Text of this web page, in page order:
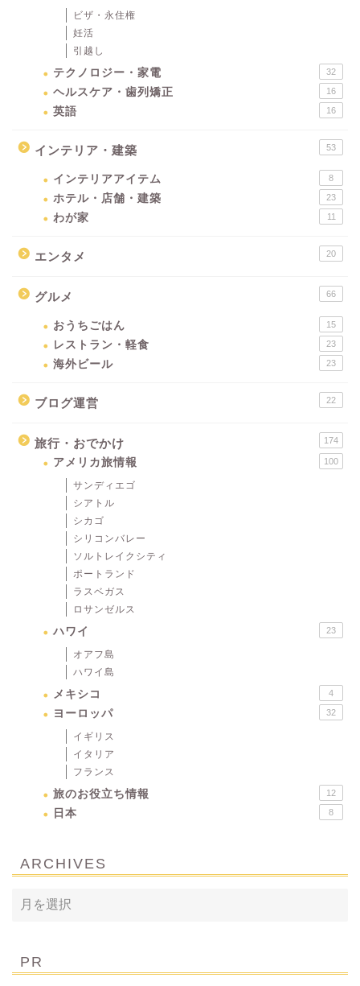
ビザ・永住権
妊活
引越し
テクノロジー・家電 32
ヘルスケア・歯列矯正 16
英語 16
インテリア・建築 53
インテリアアイテム 8
ホテル・店舗・建築 23
わが家 11
エンタメ 20
グルメ 66
おうちごはん 15
レストラン・軽食 23
海外ビール 23
ブログ運営 22
旅行・おでかけ 174
アメリカ旅情報 100
サンディエゴ
シアトル
シカゴ
シリコンバレー
ソルトレイクシティ
ポートランド
ラスベガス
ロサンゼルス
ハワイ 23
オアフ島
ハワイ島
メキシコ 4
ヨーロッパ 32
イギリス
イタリア
フランス
旅のお役立ち情報 12
日本 8
ARCHIVES
PR